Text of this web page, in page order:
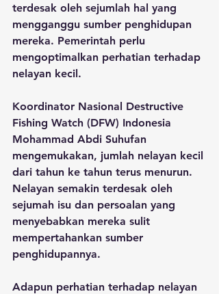
terdesak oleh sejumlah hal yang
mengganggu sumber penghidupan
mereka. Pemerintah perlu
mengoptimalkan perhatian terhadap
nelayan kecil.
Koordinator Nasional Destructive
Fishing Watch (DFW) Indonesia
Mohammad Abdi Suhufan
mengemukakan, jumlah nelayan kecil
dari tahun ke tahun terus menurun.
Nelayan semakin terdesak oleh
sejumah isu dan persoalan yang
menyebabkan mereka sulit
mempertahankan sumber
penghidupannya.
Adapun perhatian terhadap nelayan